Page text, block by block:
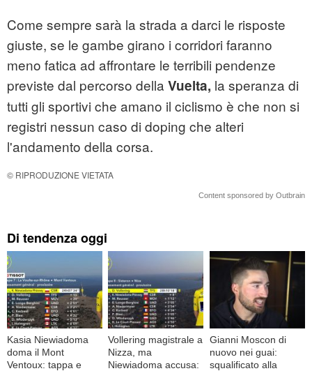
Come sempre sarà la strada a darci le risposte
giuste, se le gambe girano i corridori faranno
meno fatica ad affrontare le terribili pendenze
previste dal percorso della Vuelta, la speranza di
tutti gli sportivi che amano il ciclismo è che non si
registri nessun caso di doping che alteri
l'andamento della corsa.
© RIPRODUZIONE VIETATA
Content sponsored by Outbrain
Di tendenza oggi
Kasia Niewiadoma
doma il Mont
Ventoux: tappa e
Vollering magistrale a
Nizza, ma
Niewiadoma accusa:
Gianni Moscon di
nuovo nei guai:
squalificato alla